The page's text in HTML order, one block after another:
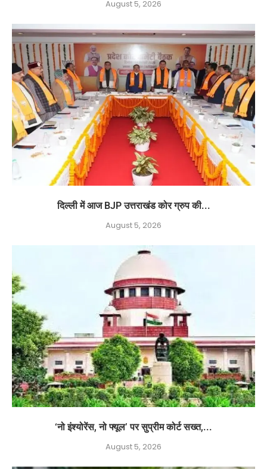
August 5, 2026
दिल्ली में आज BJP उत्तराखंड कोर ग्रुप की...
August 5, 2026
‘नो इंश्योरेंस, नो फ्यूल’ पर सुप्रीम कोर्ट सख्त,...
August 5, 2026